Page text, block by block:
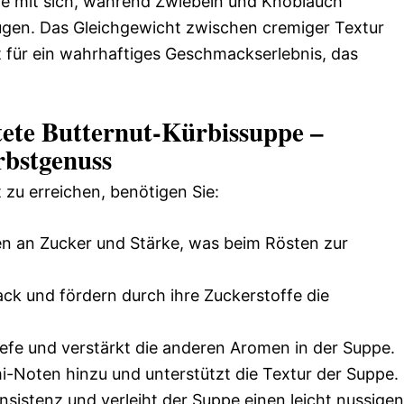
Das Gleichgewicht zwischen cremiger Textur
ein wahrhaftiges Geschmackserlebnis, das
Butternut-Kürbissuppe –
erreichen, benötigen Sie:
an Zucker und Stärke, was beim Rösten zur
und fördern durch ihre Zuckerstoffe die
und verstärkt die anderen Aromen in der Suppe.
Noten hinzu und unterstützt die Textur der Suppe.
und verleiht der Suppe einen leicht nussigen